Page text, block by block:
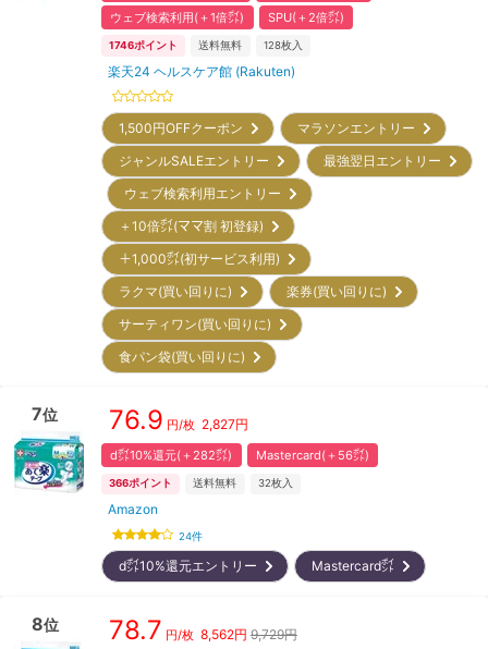
ウェブ検索利用(＋1倍㌽)
SPU(＋2倍㌽)
1746ポイント 送料無料 128枚入
楽天24 ヘルスケア館 (Rakuten)
1,500円OFFクーポン
マラソンエントリー
ジャンルSALEエントリー
最強翌日エントリー
ウェブ検索利用エントリー
＋10倍㌽(ママ割 初登録)
＋1,000㌽(初サービス利用)
ラクマ(買い回りに)
楽券(買い回りに)
サーティワン(買い回りに)
食パン袋(買い回りに)
7位 76.9 円/枚 2,827円
d㌽10%還元(＋282㌽) Mastercard(＋56㌽)
366ポイント 送料無料 32枚入
Amazon
24件
d㌽10%還元エントリー Mastercard㌽
8位 78.7 円/枚 8,562円 9,729円